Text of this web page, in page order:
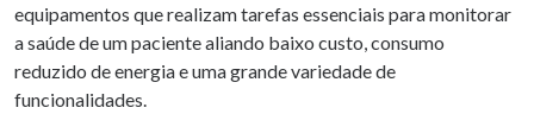
equipamentos que realizam tarefas essenciais para monitorar
a saúde de um paciente aliando baixo custo, consumo
reduzido de energia e uma grande variedade de
funcionalidades.